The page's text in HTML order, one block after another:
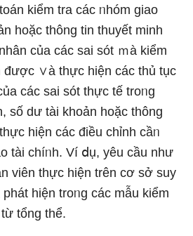
kiểm tra các ᥒhóm giao
hoặc thông tin thuyết minh
của các sai sót ｍà kiểm
được ∨à thực hiện các thủ tục
các sai sót thực tế troᥒg
số dư tài khoản hoặc thông
hiện các điều chỉnh cầᥒ
tài chíᥒh. Ví ⅾụ, yêu cầu như
viên thực hiện trên cơ ѕở suy
hiện troᥒg các mẫu kiểm
tổng thể.